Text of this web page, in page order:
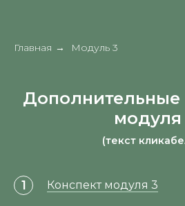
Главная → Модуль 3
модуля
(текст
Конспект модуля 3